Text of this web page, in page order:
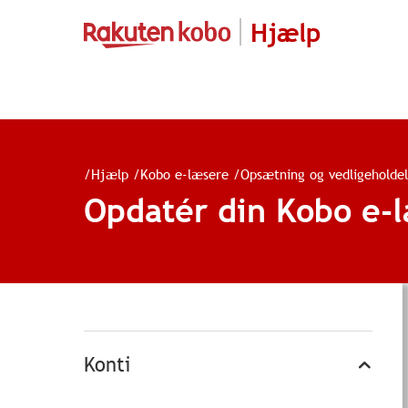
Hjælp
/Hjælp /Kobo e-læsere /Opsætning og
Opdatér din Kobo
Konti